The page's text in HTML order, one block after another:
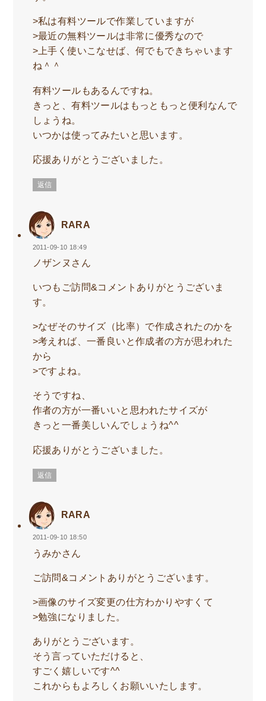
>私は有料ツールで作業していますが
>最近の無料ツールは非常に優秀なので
>上手く使いこなせば、何でもできちゃいます
ね＾＾
有料ツールもあるんですね。
きっと、有料ツールはもっともっと便利なんで
しょうね。
いつかは使ってみたいと思います。
応援ありがとうございました。
返信
RARA
2011-09-10 18:49
ノザンヌさん
いつもご訪問&コメントありがとうございま
す。
>なぜそのサイズ（比率）で作成されたのかを
>考えれば、一番良いと作成者の方が思われた
から
>ですよね。
そうですね、
作者の方が一番いいと思われたサイズが
きっと一番美しいんでしょうね^^
応援ありがとうございました。
返信
RARA
2011-09-10 18:50
うみかさん
ご訪問&コメントありがとうございます。
>画像のサイズ変更の仕方わかりやすくて
>勉強になりました。
ありがとうございます。
そう言っていただけると、
すごく嬉しいです^^
これからもよろしくお願いいたします。